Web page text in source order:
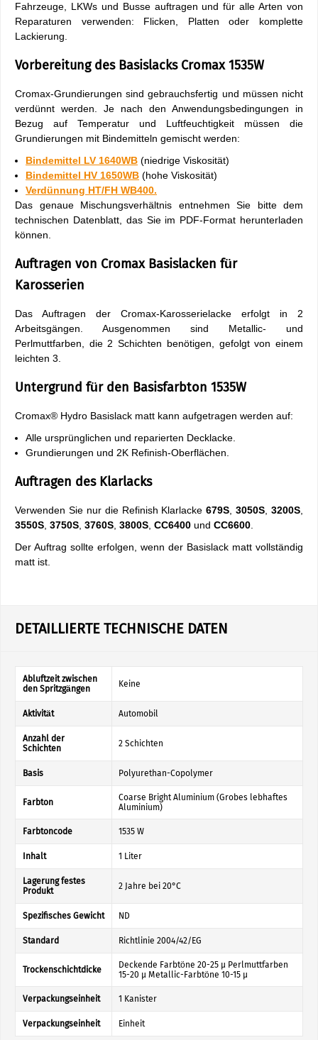
Fahrzeuge, LKWs und Busse auftragen und für alle Arten von
Reparaturen verwenden: Flicken, Platten oder komplette
Lackierung.
Vorbereitung des Basislacks Cromax 1535W
Cromax-Grundierungen sind gebrauchsfertig und müssen nicht
verdünnt werden. Je nach den Anwendungsbedingungen in
Bezug auf Temperatur und Luftfeuchtigkeit müssen die
Grundierungen mit Bindemitteln gemischt werden:
Bindemittel LV 1640WB (niedrige Viskosität)
Bindemittel HV 1650WB (hohe Viskosität)
Verdünnung HT/FH WB400.
Das genaue Mischungsverhältnis entnehmen Sie bitte dem
technischen Datenblatt, das Sie im PDF-Format herunterladen
können.
Auftragen von Cromax Basislacken für
Karosserien
Das Auftragen der Cromax-Karosserielacke erfolgt in 2
Arbeitsgängen. Ausgenommen sind Metallic- und
Perlmuttfarben, die 2 Schichten benötigen, gefolgt von einem
leichten 3.
Untergrund für den Basisfarbton 1535W
Cromax® Hydro Basislack matt kann aufgetragen werden auf:
Alle ursprünglichen und reparierten Decklacke.
Grundierungen und 2K Refinish-Oberflächen.
Auftragen des Klarlacks
Verwenden Sie nur die Refinish Klarlacke679S ,3050S 3200S
3550S 3750S 3760S 3800S CC6400 und CC6600
Der Auftrag sollte erfolgen, wenn der Basislack matt vollständig
matt ist.
DETAILLIERTE TECHNISCHE DATEN
Abluftzeit zwischen
den Spritzgängen
Keine
Aktivität Automobil
Anzahl der
Schichten
2 Schichten
Basis Polyurethan-Copolymer
Farbton
Coarse Bright Aluminium (Grobes lebhaftes
Aluminium)
Farbtoncode 1535 W
Inhalt 1 Liter
Lagerung festes
Produkt
2 Jahre bei 20°C
Spezifisches Gewicht ND
Standard Richtlinie 2004/42/EG
Trockenschichtdicke
Deckende Farbtöne 20-25 µ Perlmuttfarben
15-20 µ Metallic-Farbtöne 10-15 µ
Verpackungseinheit 1 Kanister
Verpackungseinheit Einheit